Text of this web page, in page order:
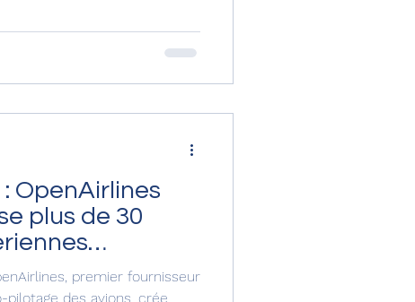
OpenAirlines
plus de 30
premier fournisseur
pilotage des avions, crée